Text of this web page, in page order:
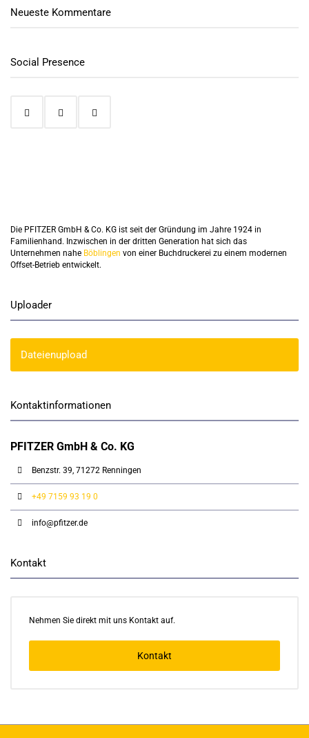
Neueste Kommentare
Social Presence
Die PFITZER GmbH & Co. KG ist seit der Gründung im Jahre 1924 in
Familienhand. Inzwischen in der dritten Generation hat sich das
Unternehmen nahe Böblingen von einer Buchdruckerei zu einem modernen
Offset-Betrieb entwickelt.
Uploader
Dateienupload
Kontaktinformationen
PFITZER GmbH & Co. KG
Benzstr. 39, 71272 Renningen
+49 7159 93 19 0
info@pfitzer.de
Kontakt
Nehmen Sie direkt mit uns Kontakt auf.
Kontakt